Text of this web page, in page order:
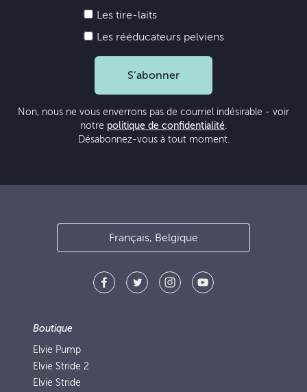
Les tire-laits
Les rééducateurs pelviens
S’abonner
Non, nous ne vous enverrons pas de courriel indésirable - voir
notre politique de confidentialité.
Désabonnez-vous à tout moment.
Français, Belgique
Boutique
Elvie Pump
Elvie Stride 2
Elvie Stride